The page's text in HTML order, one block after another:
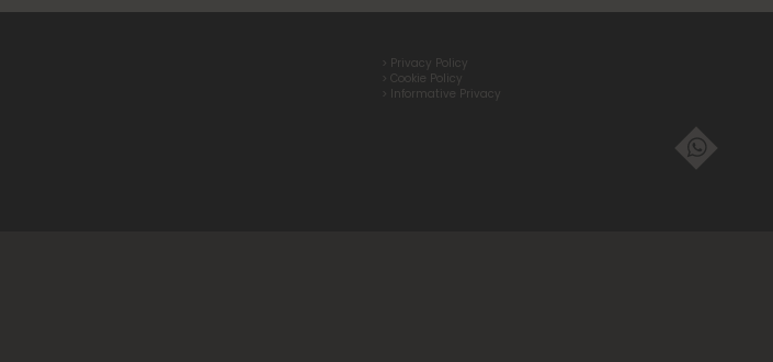
> Privacy Policy
> Cookie Policy
> Informative Privacy